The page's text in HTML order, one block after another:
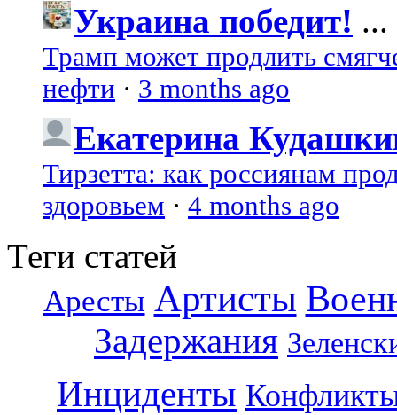
Украина победит! ...
Трамп может продлить
нефти · 3 months ago
Екатерина
Тирзетта: как россиянам
здоровьем · 4 months ago
Теги статей
Аресты Артисты
Задержания
Инциденты